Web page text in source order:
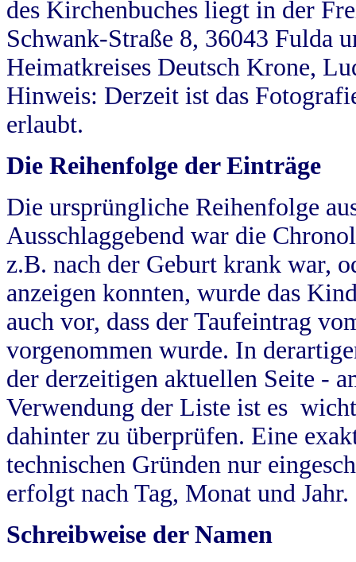
des Kirchenbuches liegt in der
Schwank-Straße 8, 36043 Fulda
Heimatkreises Deutsch Krone,
Hinweis: Derzeit ist das
erlaubt.
Die Reihenfolge der Einträge
Die ursprüngliche Reihenfolge
Ausschlaggebend war die
z.B. nach der Geburt krank war,
anzeigen konnten, wurde das
auch vor, dass der Taufeintrag
vorgenommen wurde. In
der derzeitigen aktuellen Seite -
Verwendung der Liste ist es
dahinter zu überprüfen. Eine
technischen Gründen nur
erfolgt nach Tag, Monat und Jahr.
Schreibweise der Namen